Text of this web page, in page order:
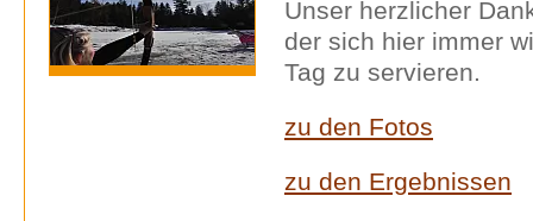
Unser herzlicher
der sich hier immer
Tag zu servieren.
zu den Fotos
zu den Ergebnissen